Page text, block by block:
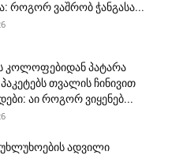
როგორ ვაშრობ ჭანგასა...
კოლოფებიდან პატარა
თვალის ჩინივით
აი როგორ ვიყენებ...
ადვილი